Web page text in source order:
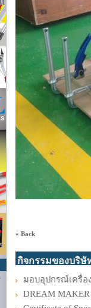
« Back
กิจกรรมของบริษั
มอบอุปกรณ์เครื่อ
DREAM MAKER